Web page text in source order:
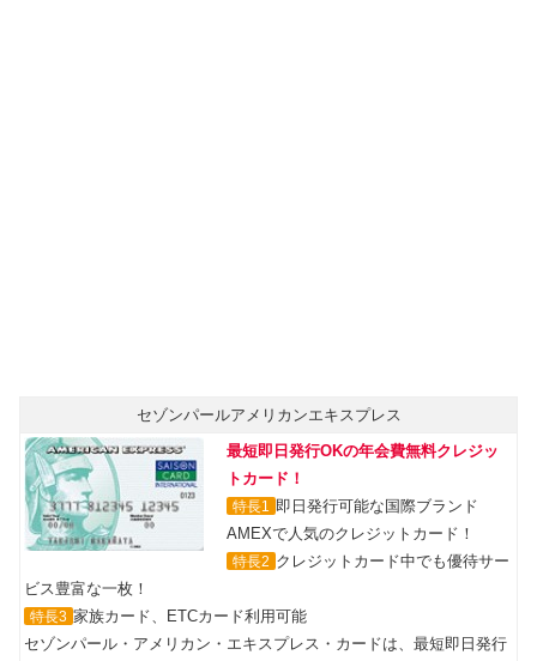
セゾンパールアメリカンエキスプレス
最短即日発行OKの年会費無料クレジッ
トカード！
特長1 即日発行可能な国際ブランド
AMEXで人気のクレジットカード！
特長2 クレジットカード中でも優待サー
ビス豊富な一枚！
特長3 家族カード、ETCカード利用可能
セゾンパール・アメリカン・エキスプレス・カードは、最短即日発行